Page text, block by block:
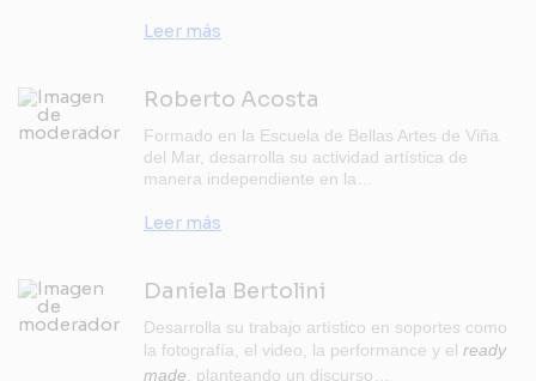
Leer más
Roberto Acosta
Formado en la Escuela de Bellas Artes de Viña
del Mar, desarrolla su actividad artística de
manera independiente en la…
Leer más
Daniela Bertolini
Desarrolla su trabajo artístico en soportes como
la fotografía, el video, la performance y el ready
made , planteando un discurso…